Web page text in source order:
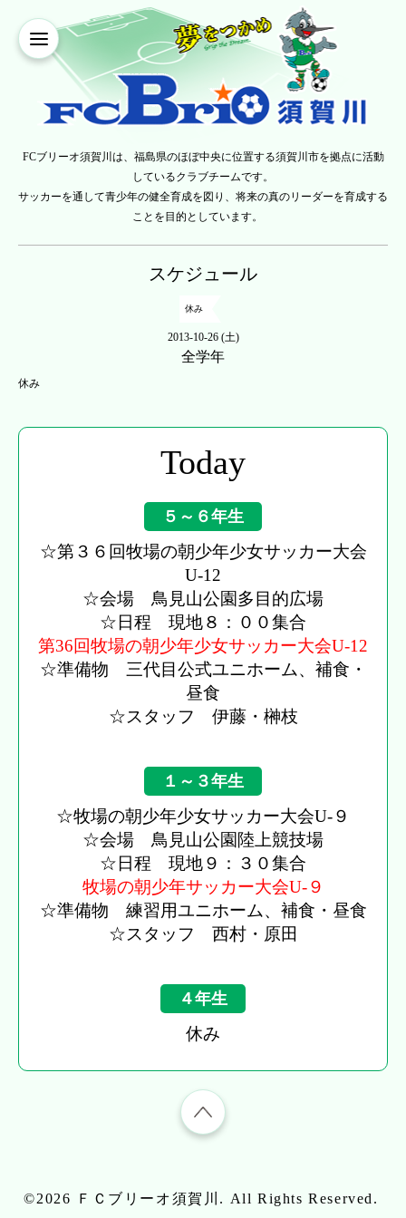
FCブリーオ須賀川は、福島県のほぼ中央に位置する須賀川市を拠点に活動
しているクラブチームです。
サッカーを通して青少年の健全育成を図り、将来の真のリーダーを育成する
ことを目的としています。
スケジュール
休み
2013-10-26 (土)
全学年
休み
Today
５～６年生
☆第３６回牧場の朝少年少女サッカー大会
U-12
☆会場 鳥見山公園多目的広場
☆日程 現地８：００集合
第36回牧場の朝少年少女サッカー大会U-12
☆準備物 三代目公式ユニホーム、補食・
昼食
☆スタッフ 伊藤・榊枝
１～３年生
☆牧場の朝少年少女サッカー大会U-９
☆会場 鳥見山公園陸上競技場
☆日程 現地９：３０集合
牧場の朝少年サッカー大会U-９
☆準備物 練習用ユニホーム、補食・昼食
☆スタッフ 西村・原田
４年生
休み
©2026 ＦＣブリーオ須賀川 . All Rights Reserved.